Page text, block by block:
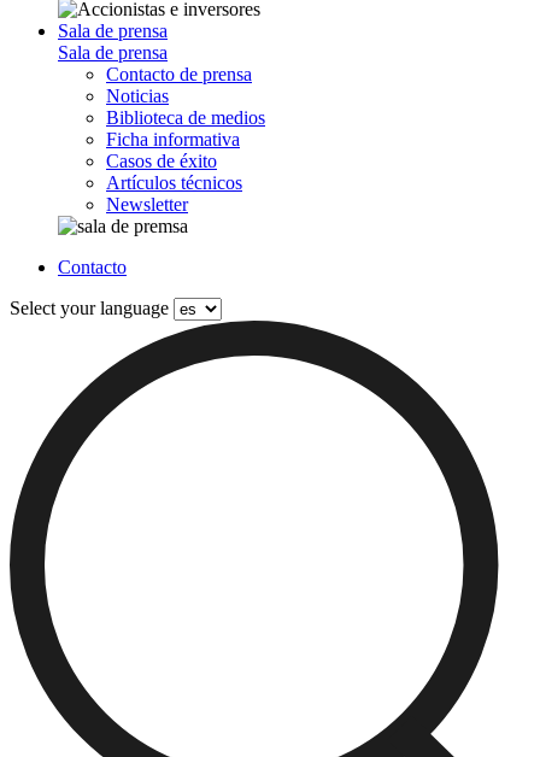
Sala de prensa
Sala de prensa
Contacto de prensa
Noticias
Biblioteca de medios
Ficha informativa
Casos de éxito
Artículos técnicos
Newsletter
Contacto
Select your language